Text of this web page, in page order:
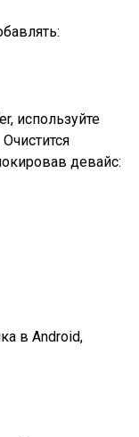
используйте
девайс:
в Android,